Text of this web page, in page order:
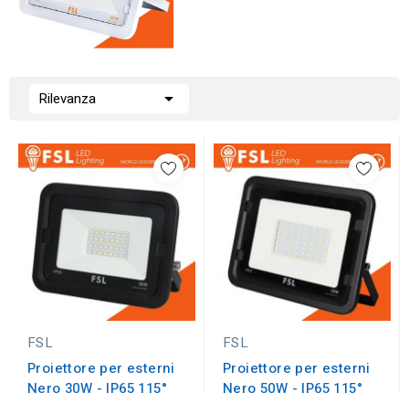
Rilevanza 
FSL
Proiettore per esterni
Nero 30W - IP65 115°
FSL
Proiettore per esterni
Nero 50W - IP65 115°